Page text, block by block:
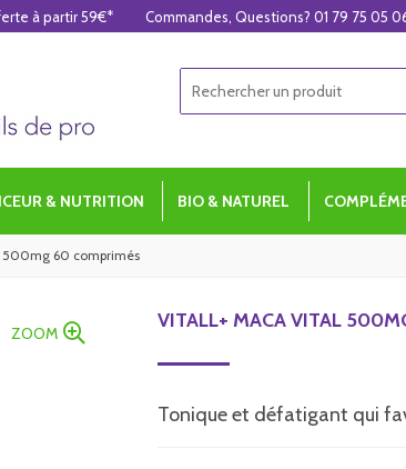
& NUTRITION BIO & NATUREL
500mg 60 comprimés
ZOOM
VITALL+ MACA VITAL
Tonique et défatigant qui
à partir 59€* Commandes, Questions? 01 79 75 05